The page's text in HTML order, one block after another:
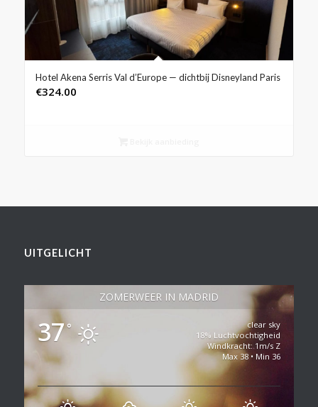
Hotel Akena Serris Val d’Europe — dichtbij Disneyland Paris
€324.00
UITGELICHT
ZOMERWEER IN MADRID
37°
clear sky
18% Luchtvochtigheid
Windkracht: 1m/s Z
Max 38 • Min 36